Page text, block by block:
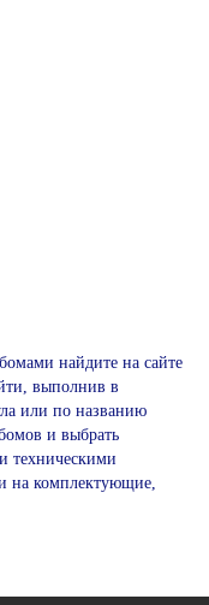
найдите на сайте
выполнив в
или по названию
и выбрать
техническими
на комплектующие,